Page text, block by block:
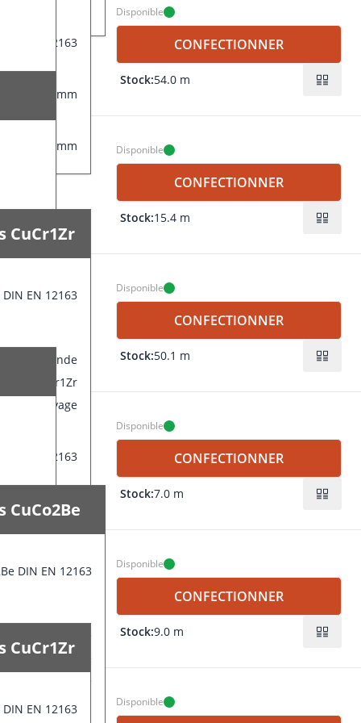
DIN EN 12163
10 mm
3000 mm
10 mm
18
Disponible
CONFECTIONNER
Stock:54.0 m
CuCr1Zr
EN 12163
Barre ronde
CuCr1Zr
de corroyage
DIN EN 12163
14 mm
Disponible
CONFECTIONNER
Stock:15.4 m
18
15 mm
Disponible
CONFECTIONNER
Stock:50.1 m
DIN EN 12163
Barre ronde
CuCo2Be
de corroyage
Disponible
CONFECTIONNER
Stock:7.0 m
CuCr1Zr
EN 12163
Disponible
CONFECTIONNER
Stock:9.0 m
Disponible